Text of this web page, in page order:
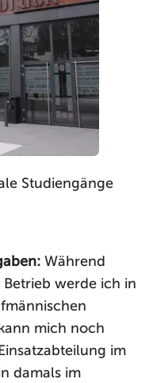
Studiengänge
Während
Betrieb werde ich in
mich noch
im
damals im